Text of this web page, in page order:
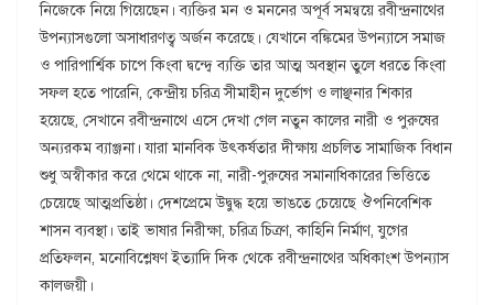
নিজেকে নিয়ে গিয়েছেন। ব্যক্তির মন ও মননের অপূর্ব সমন্বয়ে রবীন্দ্রনাথের
উপন্যাসগুলো অসাধারণত্ব অর্জন করেছে। যেখানে বঙ্কিমের উপন্যাসে সমাজ
ও পারিপার্শ্বিক চাপে কিংবা দ্বন্দ্বে ব্যক্তি তার আত্ম অবস্থান তুলে ধরতে কিংবা
সফল হতে পারেনি, কেন্দ্রীয় চরিত্র সীমাহীন দুর্ভোগ ও লাঞ্ছনার শিকার
হয়েছে, সেখানে রবীন্দ্রনাথে এসে দেখা গেল নতুন কালের নারী ও পুরুষের
অন্যরকম ব্যাঞ্জনা। যারা মানবিক উৎকর্ষতার দীক্ষায় প্রচলিত সামাজিক বিধান
শুধু অস্বীকার করে থেমে থাকে না, নারী-পুরুষের সমানাধিকারের ভিত্তিতে
চেয়েছে আত্মপ্রতিষ্ঠা। দেশপ্রেমে উদ্বুদ্ধ হয়ে ভাঙতে চেয়েছে ঔপনিবেশিক
শাসন ব্যবস্থা। তাই ভাষার নিরীক্ষা, চরিত্র চিত্রণ, কাহিনি নির্মাণ, যুগের
প্রতিফলন, মনোবিশ্লেষণ ইত্যাদি দিক থেকে রবীন্দ্রনাথের অধিকাংশ উপন্যাস
কালজয়ী।